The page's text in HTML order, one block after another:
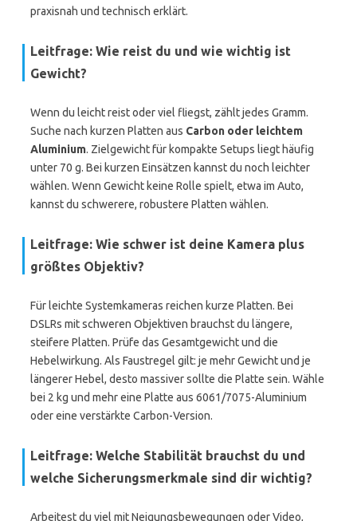
praxisnah und technisch erklärt.
Leitfrage: Wie reist du und wie wichtig ist
Gewicht?
Wenn du leicht reist oder viel fliegst, zählt jedes Gramm.
Suche nach kurzen Platten aus Carbon oder leichtem
Aluminium. Zielgewicht für kompakte Setups liegt häufig
unter 70 g. Bei kurzen Einsätzen kannst du noch leichter
wählen. Wenn Gewicht keine Rolle spielt, etwa im Auto,
kannst du schwerere, robustere Platten wählen.
Leitfrage: Wie schwer ist deine Kamera plus
größtes Objektiv?
Für leichte Systemkameras reichen kurze Platten. Bei
DSLRs mit schweren Objektiven brauchst du längere,
steifere Platten. Prüfe das Gesamtgewicht und die
Hebelwirkung. Als Faustregel gilt: je mehr Gewicht und je
längerer Hebel, desto massiver sollte die Platte sein. Wähle
bei 2 kg und mehr eine Platte aus 6061/7075-Aluminium
oder eine verstärkte Carbon-Version.
Leitfrage: Welche Stabilität brauchst du und
welche Sicherungsmerkmale sind dir wichtig?
Arbeitest du viel mit Neigungsbewegungen oder Video,